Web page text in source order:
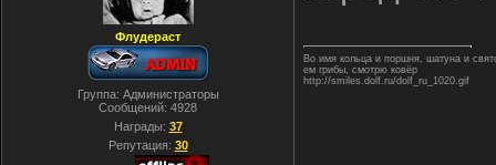
Флудераст
Группа: Администраторы
Сообщений: 4928
Награды: 37
Репутация: 30
Во имя кольца и поршня, шатуна и
ем грибы, смотрю ковёр
http://smiles.dolf.ru/dolf_ru_1020.gif